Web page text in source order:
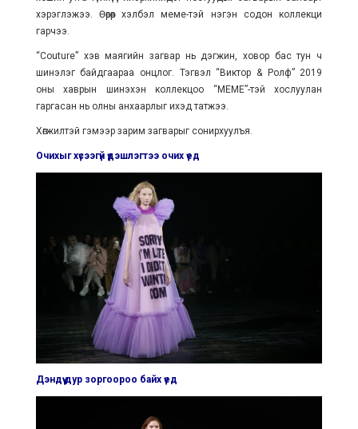
хэрэглэжээ. Өөрөөр хэлбэл меме-тэй нэгэн содон коллекци
гарчээ.
“Couture” хэв маягийн загвар нь дэгжин, ховор бас тун ч
шинэлэг байдгаараа онцлог. Тэгвэл “Виктор & Ролф” 2019
оны хаврын шинэхэн коллекцоо “MEME”-тэй хослуулан
гаргасан нь олны анхаарлыг ихэд татжээ.
Хөгжилтэй гэмээр зарим загварыг сонирхуулъя.
Очихыг хүсээгүй үдэшлэгтээ очих үед
Дэндүү дур зоргоороо байх үед